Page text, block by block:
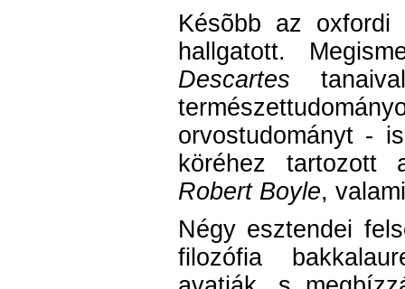
Késõbb az oxfordi
hallgatott.
Descartes
orvostudományt -
köréhez
Robert Boyle,
Négy esztendei
filozófia